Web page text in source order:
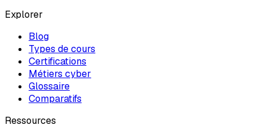
Explorer
Blog
Types de cours
Certifications
Métiers cyber
Glossaire
Comparatifs
Ressources